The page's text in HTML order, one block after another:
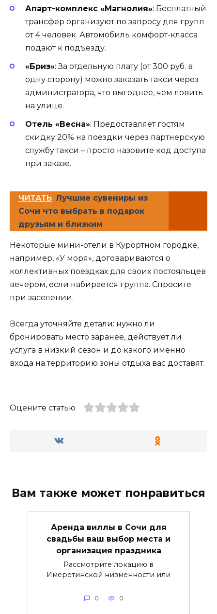
Апарт-комплекс «Магнолия»: Бесплатный
трансфер организуют по запросу для групп
от 4 человек. Автомобиль комфорт-класса
подают к подъезду.
«Бриз»: За отдельную плату (от 300 руб. в
одну сторону) можно заказать такси через
администратора, что выгоднее, чем ловить
на улице.
Отель «Весна»: Предоставляет гостям
скидку 20% на поездки через партнерскую
службу такси – просто назовите код доступа
при заказе.
ЧИТАТЬ Лучшие сувениры из
Сочи что выбрать в подарок
друзьям и близким
Некоторые мини-отели в Курортном городке,
например, «У моря», договариваются о
коллективных поездках для своих постояльцев
вечером, если набирается группа. Спросите
при заселении.
Всегда уточняйте детали: нужно ли
бронировать место заранее, действует ли
услуга в низкий сезон и до какого именно
входа на территорию зоны отдыха вас доставят.
Оцените статью
Вам также может понравиться
Аренда виллы в Сочи для
свадьбы ваш выбор места и
организация праздника
Рассмотрите локацию в
Имеретинской низменности или
0 0